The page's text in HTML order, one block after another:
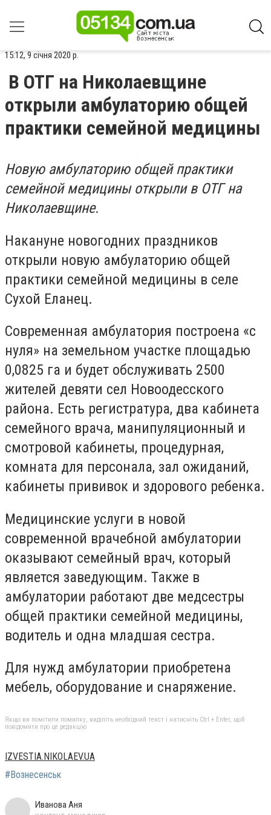
15:12, 9 січня 2020 р.
В ОТГ на Николаевщине
открыли амбулаторию общей
практики семейной медицины
Новую амбулаторию общей практики
семейной медицины открыли в ОТГ на
Николаевщине.
Накануне новогодних праздников
открыли новую амбулаторию общей
практики семейной медицины в селе
Сухой Еланец.
Современная амбулатория построена «с
нуля» на земельном участке площадью
0,0825 га и будет обслуживать 2500
жителей девяти сел Новоодесского
района. Есть регистратура, два кабинета
семейного врача, манипуляционный и
смотровой кабинеты, процедурная,
комната для персонала, зал ожиданий,
кабинеты прививок и здорового ребенка.
Медицинские услуги в новой
современной врачебной амбулатории
оказывают семейный врач, который
является заведующим. Также в
амбулатории работают две медсестры
общей практики семейной медицины,
водитель и одна младшая сестра.
Для нужд амбулатории приобретена
мебель, оборудование и снаряжение.
Якщо ви помітили помилку, виділіть необхідний текст і натисніть Ctrl + Enter, щоб
повідомити про це редакцію
IZVESTIA.NIKOLAEV.UA
#Вознесенськ
Иванова Аня